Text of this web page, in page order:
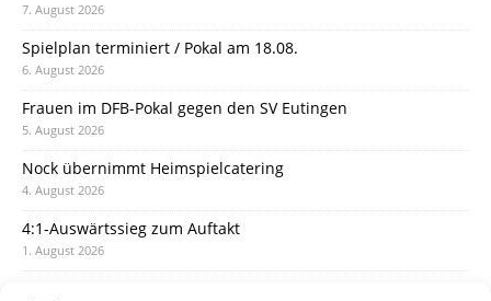
7. August 2026
Spielplan terminiert / Pokal am 18.08.
6. August 2026
Frauen im DFB-Pokal gegen den SV Eutingen
5. August 2026
Nock übernimmt Heimspielcatering
4. August 2026
4:1-Auswärtssieg zum Auftakt
1. August 2026